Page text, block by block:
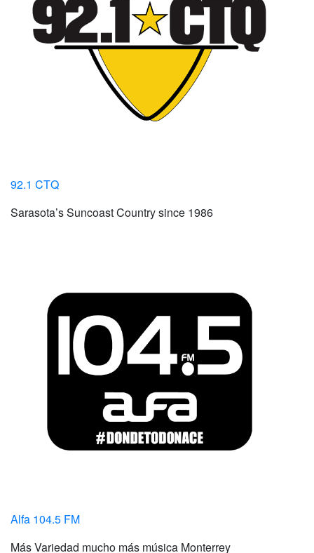
92.1 CTQ
Sarasota’s Suncoast Country since 1986
Alfa 104.5 FM
Más Variedad mucho más música Monterrey